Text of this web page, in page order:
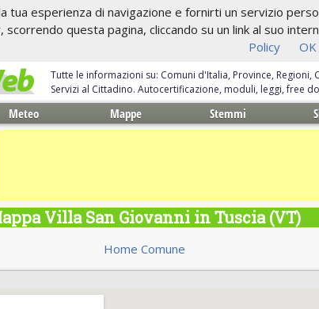
tua esperienza di navigazione e fornirti un servizio
scorrendo questa pagina, cliccando su un link al suo
Policy
OK
Tutte le informazioni su: Comuni d'Italia, Province, Regioni,
Servizi al Cittadino. Autocertificazione, moduli, leggi, free
Meteo Mappe Stemmi
Villa San Giovanni in Tuscia (VT)
Home Comune